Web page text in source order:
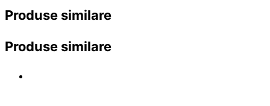
Produse similare
Produse similare